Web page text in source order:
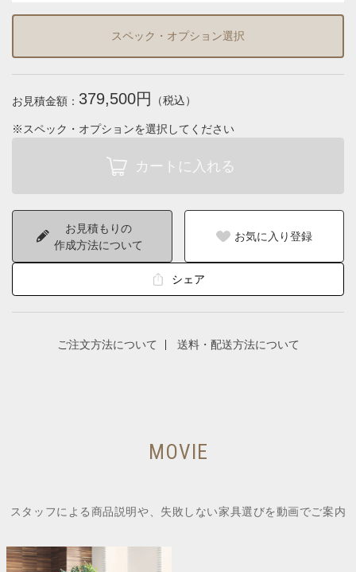
スペック・オプション選択
お見積金額： 379,500円 （税込）
※スペック・オプションを選択してください
お見積もりの
作成方法について
お気に入り登録
シェア
ご注文方法について 送料・配送方法について
MOVIE
スタッフによる商品説明や、失敗しない家具選びを動画でご案内